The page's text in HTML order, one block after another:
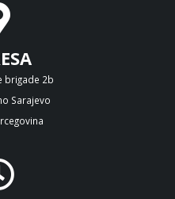
brigade 2b
Sarajevo